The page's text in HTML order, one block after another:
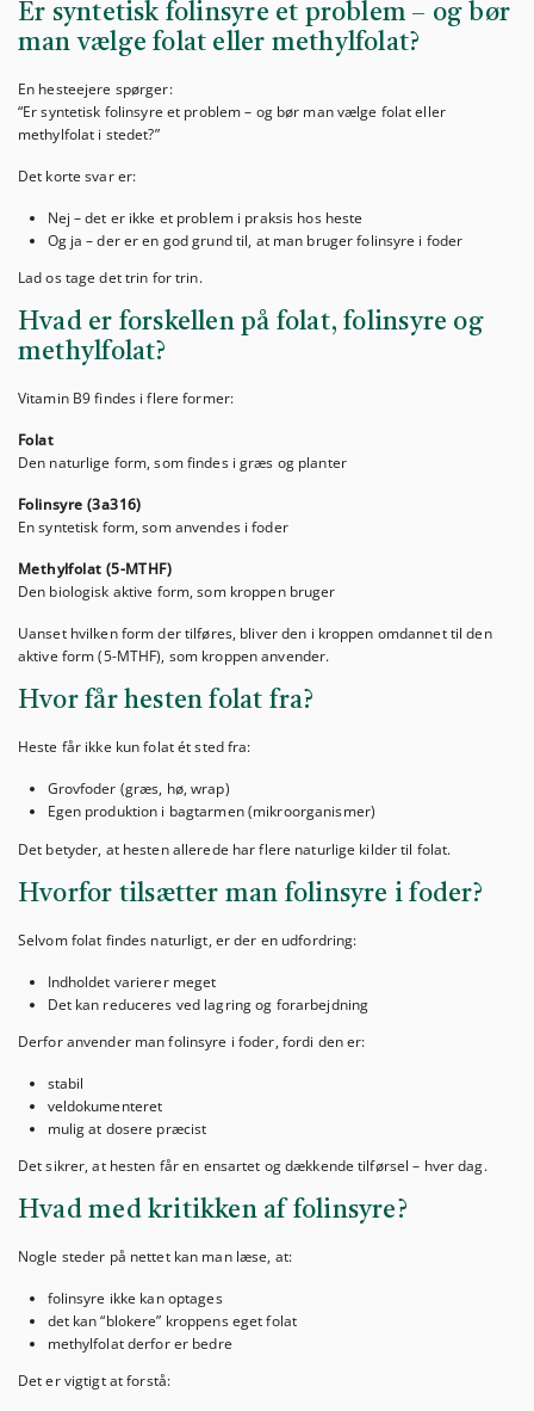
Er syntetisk folinsyre et problem – og bør
man vælge folat eller methylfolat?
En hesteejere spørger:
“Er syntetisk folinsyre et problem – og bør man vælge folat eller
methylfolat i stedet?”
Det korte svar er:
Nej – det er ikke et problem i praksis hos heste
Og ja – der er en god grund til, at man bruger folinsyre i foder
Lad os tage det trin for trin.
Hvad er forskellen på folat, folinsyre og
methylfolat?
Vitamin B9 findes i flere former:
Folat
Den naturlige form, som findes i græs og planter
Folinsyre (3a316)
En syntetisk form, som anvendes i foder
Methylfolat (5-MTHF)
Den biologisk aktive form, som kroppen bruger
Uanset hvilken form der tilføres, bliver den i kroppen omdannet til den
aktive form (5-MTHF), som kroppen anvender.
Hvor får hesten folat fra?
Heste får ikke kun folat ét sted fra:
Grovfoder (græs, hø, wrap)
Egen produktion i bagtarmen (mikroorganismer)
Det betyder, at hesten allerede har flere naturlige kilder til folat.
Hvorfor tilsætter man folinsyre i foder?
Selvom folat findes naturligt, er der en udfordring:
Indholdet varierer meget
Det kan reduceres ved lagring og forarbejdning
Derfor anvender man folinsyre i foder, fordi den er:
stabil
veldokumenteret
mulig at dosere præcist
Det sikrer, at hesten får en ensartet og dækkende tilførsel – hver dag.
Hvad med kritikken af folinsyre?
Nogle steder på nettet kan man læse, at:
folinsyre ikke kan optages
det kan “blokere” kroppens eget folat
methylfolat derfor er bedre
Det er vigtigt at forstå: